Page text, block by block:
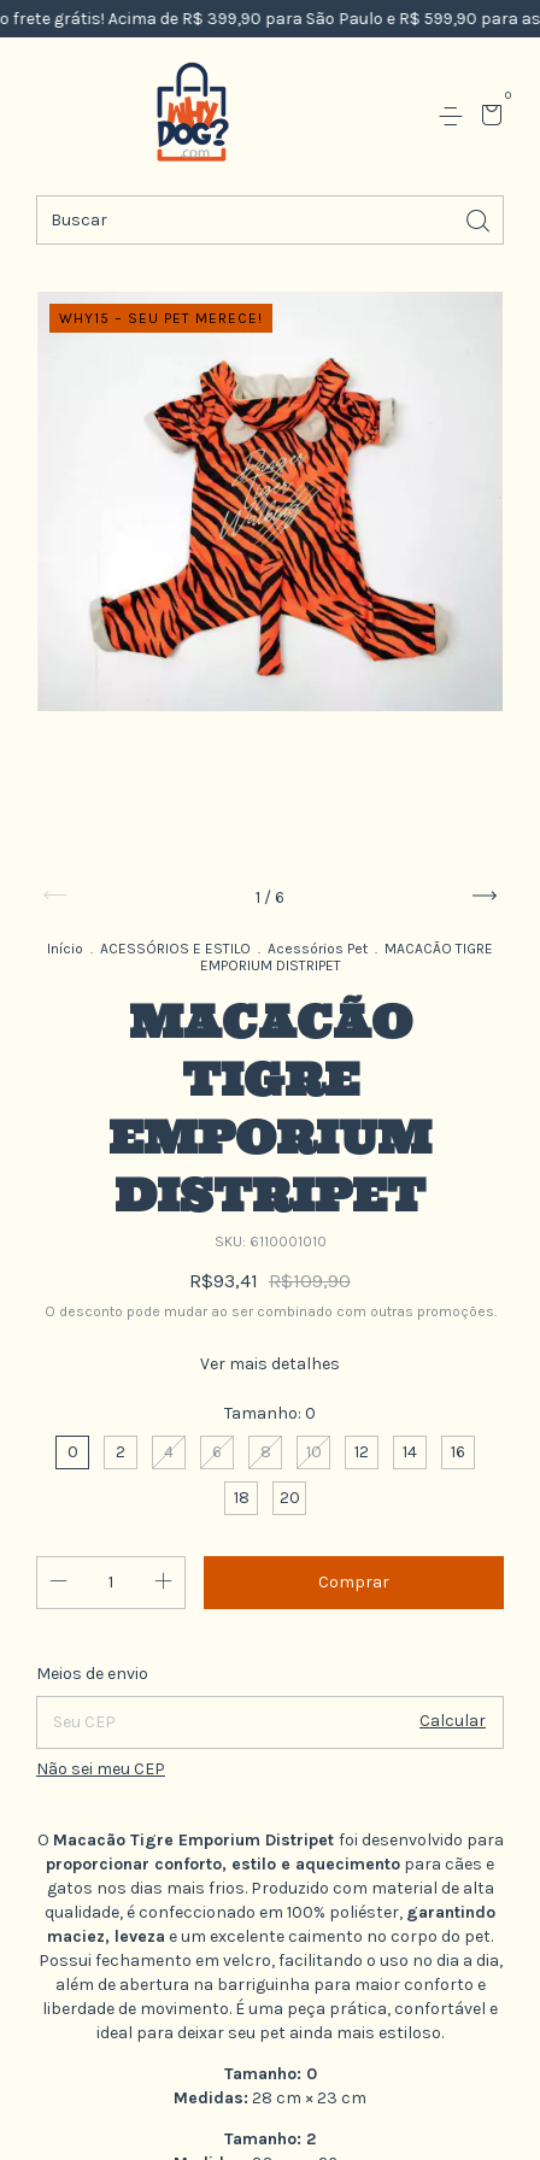
grátis! Acima de R$ 399,90 para São Paulo e R$ 599,90 para as
0
WHY15 – SEU PET MERECE!
1 /6
Início ACESSÓRIOS E ESTILO Acessórios Pet
MACACÃO TIGRE
EMPORIUM DISTRIPET
MACACÃO
TIGRE
EMPORIUM
DISTRIPET
SKU: 6110001010
R$93,41 R$109,90
O desconto pode mudar ao ser combinado com outras promoções.
Ver mais detalhes
Tamanho: 0
0
2 4 6 8 10 12 14 16
18 20
Entregas para o CEP:
Meios de envio
Calcular
Não sei meu CEP
O Macacão Tigre Emporium Distripet foi desenvolvido para
proporcionar conforto, estilo e aquecimento para cães e
gatos nos dias mais frios. Produzido com material de alta
qualidade, é confeccionado em 100% poliéster, garantindo
maciez, leveza e um excelente caimento no corpo do pet.
Possui fechamento em velcro, facilitando o uso no dia a dia,
além de abertura na barriguinha para maior conforto e
liberdade de movimento. É uma peça prática, confortável e
ideal para deixar seu pet ainda mais estiloso.
Tamanho: 0
Medidas: 28 cm × 23 cm
Tamanho: 2